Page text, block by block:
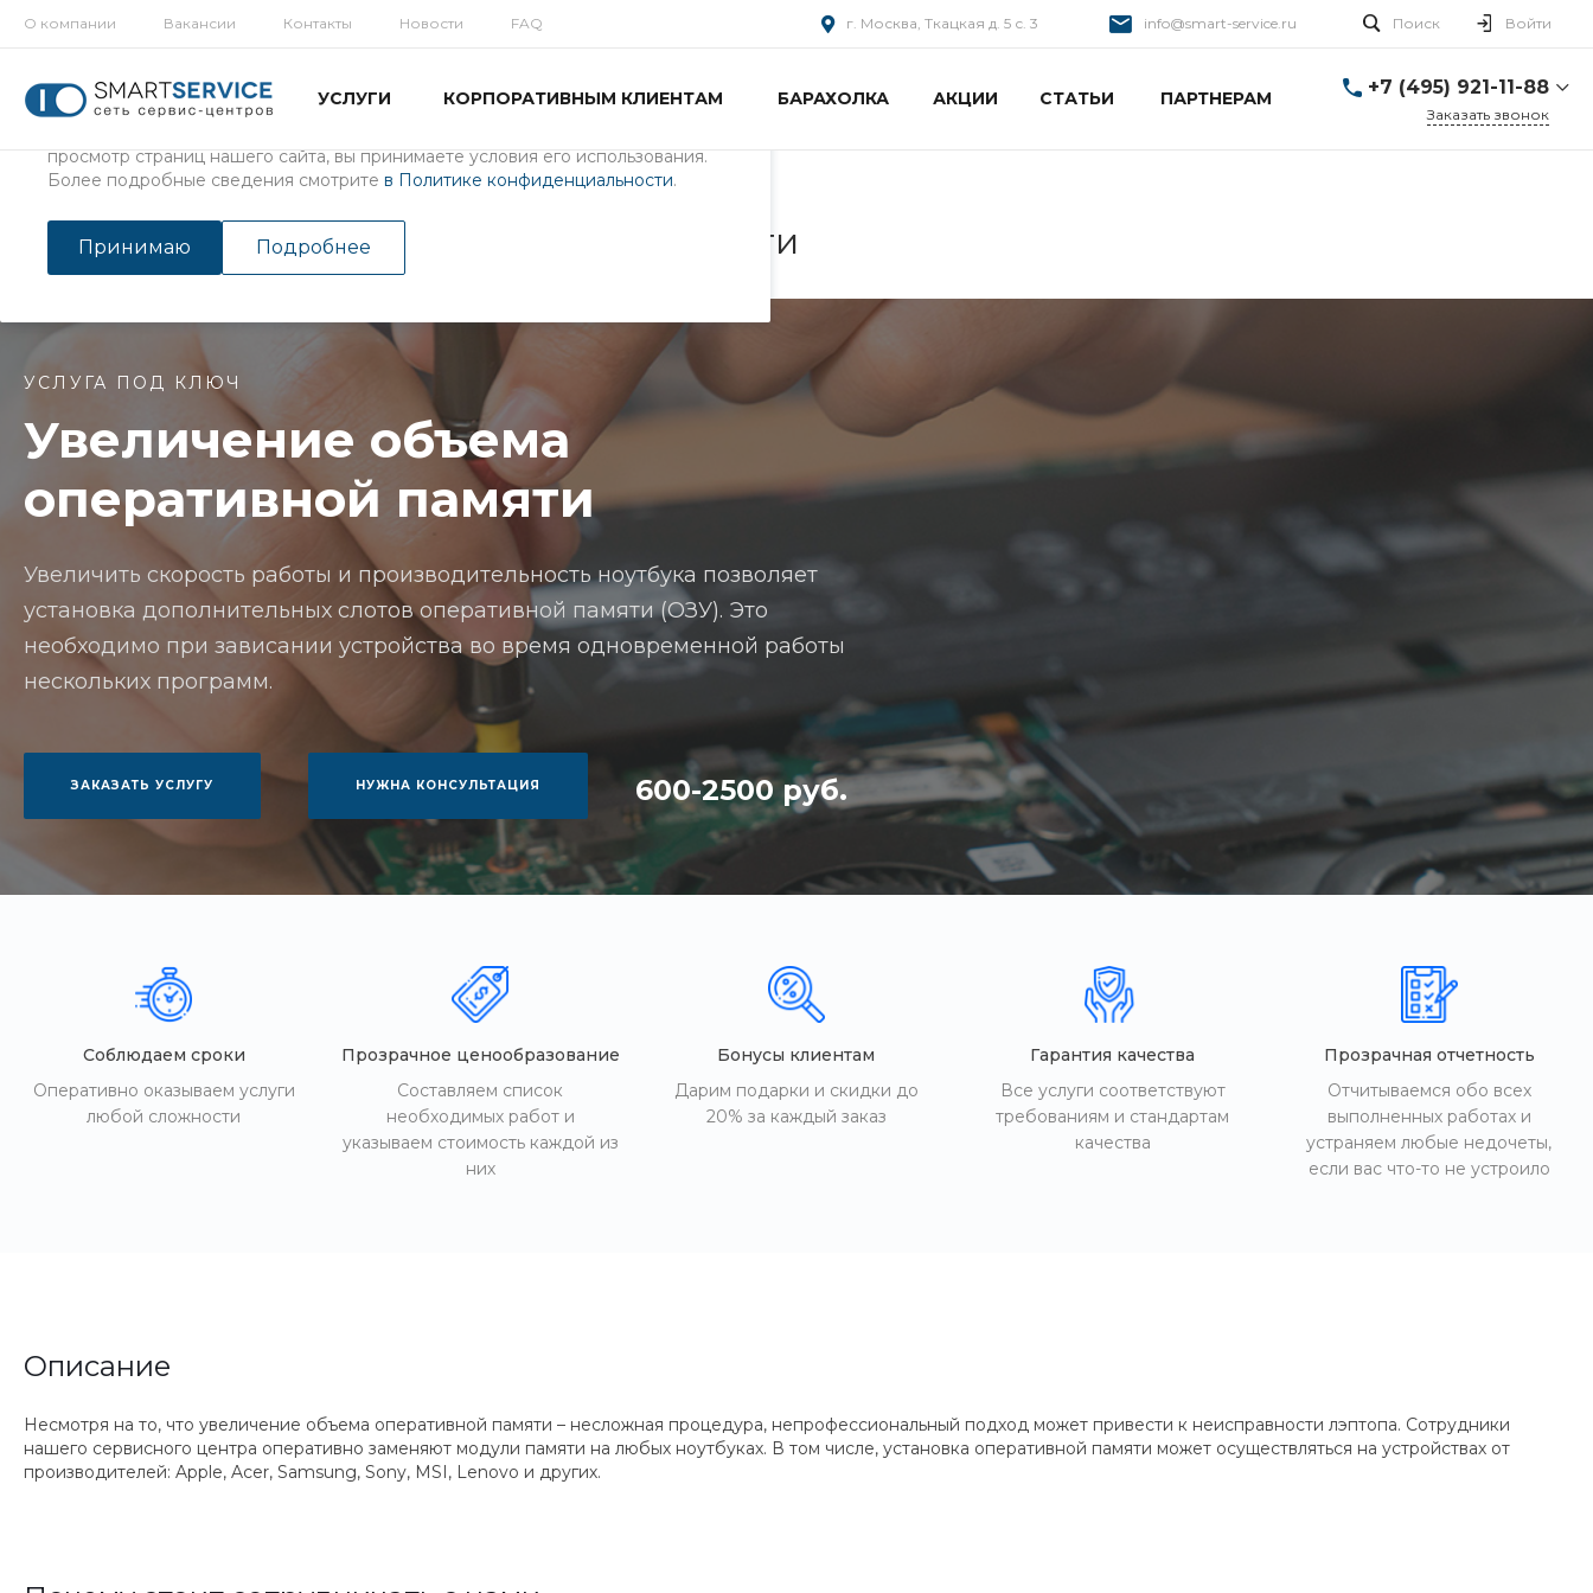
Мы используем файлы cookie, разработанные нашими специалистами и
просмотр страниц нашего сайта, вы принимаете условия его использования.
Более подробные сведения смотрите в Политике конфиденциальности.
Принимаю Подробнее
О компании Вакансии Контакты Новости FAQ г. Москва, Ткацкая д. 5 с. 3 info@smart-service.ru Поиск Войти
УСЛУГИ КОРПОРАТИВНЫМ КЛИЕНТАМ БАРАХОЛКА АКЦИИ СТАТЬИ ПАРТНЕРАМ
+7 (495) 921-11-88
Заказать звонок
Увеличение объема оперативной памяти
УСЛУГА ПОД КЛЮЧ
Увеличение объема
оперативной памяти
Увеличить скорость работы и производительность ноутбука позволяет
установка дополнительных слотов оперативной памяти (ОЗУ). Это
необходимо при зависании устройства во время одновременной работы
нескольких программ.
ЗАКАЗАТЬ УСЛУГУ НУЖНА КОНСУЛЬТАЦИЯ 600-2500 руб.
Соблюдаем сроки
Оперативно оказываем услуги
любой сложности
Прозрачное ценообразование
Составляем список
необходимых работ и
указываем стоимость каждой из
них
Бонусы клиентам
Дарим подарки и скидки до
20% за каждый заказ
Гарантия качества
Все услуги соответствуют
требованиям и стандартам
качества
Прозрачная отчетность
Отчитываемся обо всех
выполненных работах и
устраняем любые недочеты,
если вас что-то не устроило
Описание
Несмотря на то, что увеличение объема оперативной памяти – несложная процедура, непрофессиональный подход может привести к неисправности лэптопа. Сотрудники
нашего сервисного центра оперативно заменяют модули памяти на любых ноутбуках. В том числе, установка оперативной памяти может осуществляться на устройствах от
производителей: Apple, Acer, Samsung, Sony, MSI, Lenovo и других.